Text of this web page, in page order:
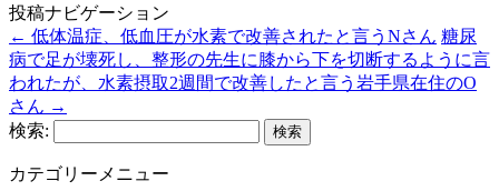
投稿ナビゲーション
← 低体温症、低血圧が水素で改善されたと言うNさん 糖尿
病で足が壊死し、整形の先生に膝から下を切断するように言
われたが、水素摂取2週間で改善したと言う岩手県在住のO
さん →
検索:
カテゴリーメニュー